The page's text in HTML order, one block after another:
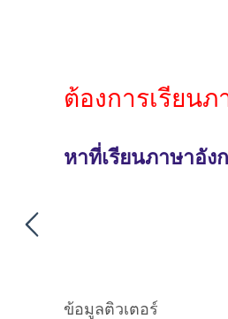
ต้องการเรียน
หาที่เรียนภาษาอั
ข้อมูลติวเตอร์